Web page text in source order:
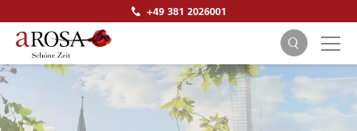
+49 381 2026001